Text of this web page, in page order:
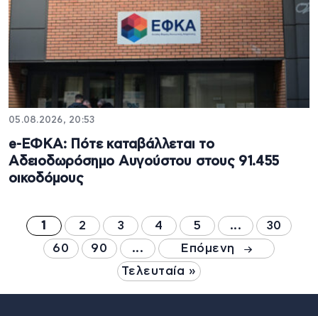
05.08.2026, 20:53
e-ΕΦΚΑ: Πότε καταβάλλεται το
Αδειοδωρόσημο Αυγούστου στους 91.455
οικοδόμους
1 2 3 4 5 ...
30
60
90 ...
Επόμενη
Τελευταία »